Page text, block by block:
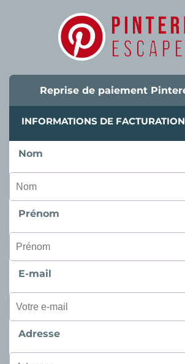
Reprise de paiement
INFORMATIONS DE FACTURATION
Nom
Prénom
E-mail
Adresse